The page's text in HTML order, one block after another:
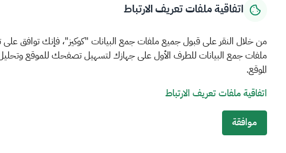
MEWA©جميع الحقوق محفوظة 2026
اتفاقية ملفات تعريف الارتباط
من خلال النقر على قبول جميع ملفات جمع البيانات "كوكيز"، فإنك توافق
ملفات جمع البيانات للطرف الأول على جهازك لتسهيل تصفحك للموقع
الموقع.
اتفاقية ملفات تعريف الارتباط
موافقة